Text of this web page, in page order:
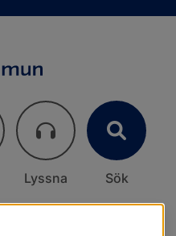
Lyssna Sök